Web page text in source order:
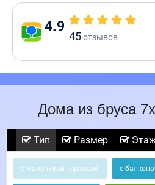
4.9
45отзывов
Дома из бруса
Тип Размер
с маленькой террасой с